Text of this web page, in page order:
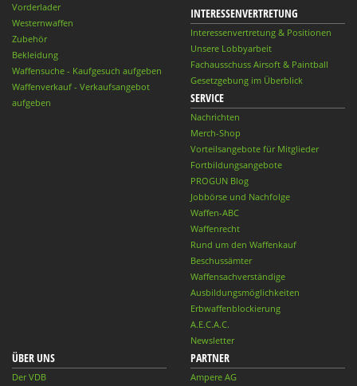
Vorderlader
Westernwaffen
Zubehör
Bekleidung
Waffensuche - Kaufgesuch aufgeben
Waffenverkauf - Verkaufsangebot
aufgeben
INTERESSENVERTRETUNG
Interessenvertretung & Positionen
Unsere Lobbyarbeit
Fachausschuss Airsoft & Paintball
Gesetzgebung im Überblick
SERVICE
Nachrichten
Merch-Shop
Vorteilsangebote für Mitglieder
Fortbildungsangebote
PROGUN Blog
Jobbörse und Nachfolge
Waffen-ABC
Waffenrecht
Rund um den Waffenkauf
Beschussämter
Waffensachverständige
Ausbildungsmöglichkeiten
Erbwaffenblockierung
A.E.C.A.C.
Newsletter
ÜBER UNS
Der VDB
PARTNER
Ampere AG